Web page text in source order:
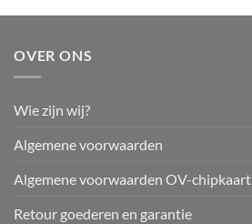
OVER ONS
Wie zijn wij?
Algemene voorwaarden
Algemene voorwaarden OV-chipkaart
Retour goederen en garantie